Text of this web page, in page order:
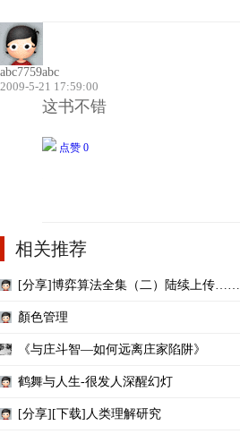
abc7759abc
2009-5-21 17:59:00
这书不错
点赞 0
相关推荐
[分享]博弈算法全集（二）陆续上传……
顏色管理
《与庄斗智—如何远离庄家陷阱》
鹤舞与人生-很发人深醒幻灯
[分享][下载]人类理解研究